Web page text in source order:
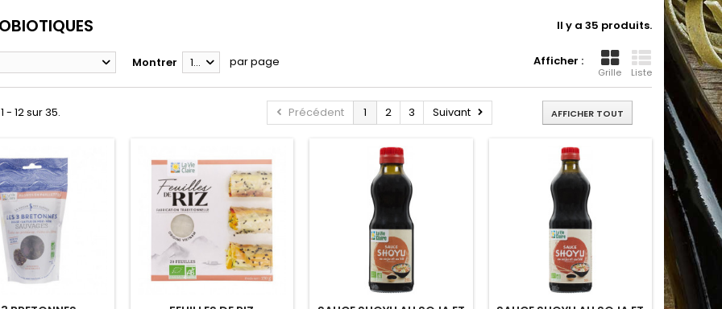
Il y a 35 produits.
Afficher :
Grille Liste
Montrer 12 par page
Précédent 1 2 3 Suivant AFFICHER TOUT
- 12 sur 35.